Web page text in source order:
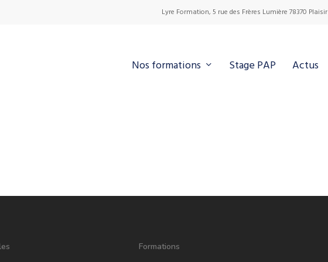
Lyre Formation, 5 rue des Frères Lumière 78370 Plaisir
Nos formations Stage PAP Actus
Formations